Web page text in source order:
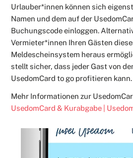
Urlauber*innen können sich
Namen und dem auf der
Buchungscode einloggen.
Vermieter*innen Ihren Gästen
Meldescheinsystem heraus
stellt sicher, dass jeder Gast von
UsedomCard to go profitieren kann.
Mehr Informationen zur
UsedomCard & Kurabgabe |